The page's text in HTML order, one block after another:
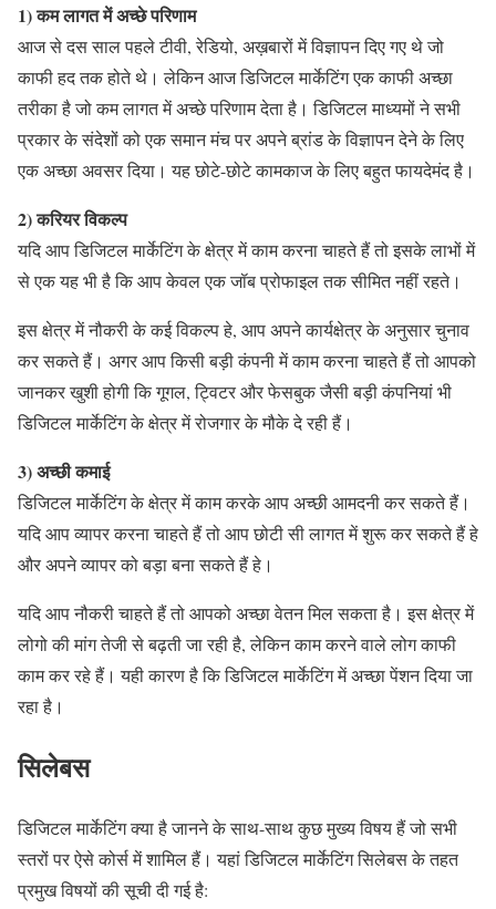
1) कम लागत में अच्छे परिणाम
आज से दस साल पहले टीवी, रेडियो, अख़बारों में विज्ञापन दिए गए थे जो
काफी हद तक होते थे। लेकिन आज डिजिटल मार्केटिंग एक काफी अच्छा
तरीका है जो कम लागत में अच्छे परिणाम देता है। डिजिटल माध्यमों ने सभी
प्रकार के संदेशों को एक समान मंच पर अपने ब्रांड के विज्ञापन देने के लिए
एक अच्छा अवसर दिया। यह छोटे-छोटे कामकाज के लिए बहुत फायदेमंद है।
2) करियर विकल्प
यदि आप डिजिटल मार्केटिंग के क्षेत्र में काम करना चाहते हैं तो इसके लाभों में
से एक यह भी है कि आप केवल एक जॉब प्रोफाइल तक सीमित नहीं रहते।
इस क्षेत्र में नौकरी के कई विकल्प हे, आप अपने कार्यक्षेत्र के अनुसार चुनाव
कर सकते हैं। अगर आप किसी बड़ी कंपनी में काम करना चाहते हैं तो आपको
जानकर खुशी होगी कि गूगल, ट्विटर और फेसबुक जैसी बड़ी कंपनियां भी
डिजिटल मार्केटिंग के क्षेत्र में रोजगार के मौके दे रही हैं।
3) अच्छी कमाई
डिजिटल मार्केटिंग के क्षेत्र में काम करके आप अच्छी आमदनी कर सकते हैं।
यदि आप व्यापर करना चाहते हैं तो आप छोटी सी लागत में शुरू कर सकते हैं हे
और अपने व्यापर को बड़ा बना सकते हैं हे।
यदि आप नौकरी चाहते हैं तो आपको अच्छा वेतन मिल सकता है। इस क्षेत्र में
लोगो की मांग तेजी से बढ़ती जा रही है, लेकिन काम करने वाले लोग काफी
काम कर रहे हैं। यही कारण है कि डिजिटल मार्केटिंग में अच्छा पेंशन दिया जा
रहा है।
सिलेबस
डिजिटल मार्केटिंग क्या है जानने के साथ-साथ कुछ मुख्य विषय हैं जो सभी
स्तरों पर ऐसे कोर्स में शामिल हैं। यहां डिजिटल मार्केटिंग सिलेबस के तहत
प्रमुख विषयों की सूची दी गई है: